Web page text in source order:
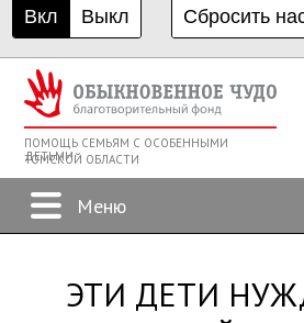
Вкл
Выкл Сбросить
ПОМОЩЬ СЕМЬЯМ С ОСОБЕННЫМИ
ДЕТЬМИ
ТОМСКОЙ ОБЛАСТИ
ЭТИ ДЕТИ